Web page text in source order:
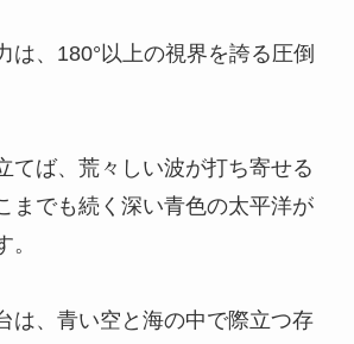
は、180°以上の視界を誇る圧倒
てば、荒々しい波が打ち寄せる
までも続く深い青色の太平洋が
は、青い空と海の中で際立つ存